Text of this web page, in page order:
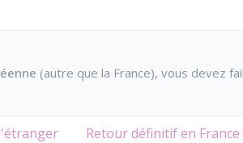
(autre que la France), vous devez
Retour définitif en France